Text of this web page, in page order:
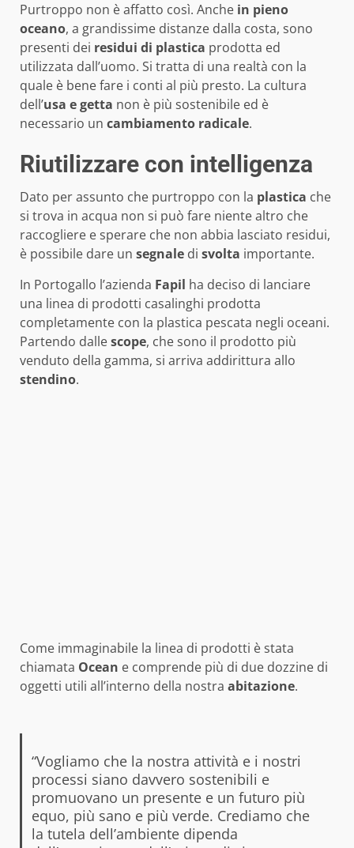
Purtroppo non è affatto così. Anche in pieno
oceano, a grandissime distanze dalla costa, sono
presenti dei residui di plastica prodotta ed
utilizzata dall’uomo. Si tratta di una realtà con la
quale è bene fare i conti al più presto. La cultura
dell’usa e getta non è più sostenibile ed è
necessario un cambiamento radicale.
Riutilizzare con intelligenza
Dato per assunto che purtroppo con la plastica che
si trova in acqua non si può fare niente altro che
raccogliere e sperare che non abbia lasciato residui,
è possibile dare un segnale di svolta importante.
In Portogallo l’azienda Fapil ha deciso di lanciare
una linea di prodotti casalinghi prodotta
completamente con la plastica pescata negli oceani.
Partendo dallescope, che sono il prodotto più
venduto della gamma, si arriva addirittura allo
stendino.
Come immaginabile la linea di prodotti è stata
chiamata Ocean e comprende più di due dozzine di
oggetti utili all’interno della nostra abitazione.
“Vogliamo che la nostra attività e i nostri
processi siano davvero sostenibili e
promuovano un presente e un futuro più
equo, più sano e più verde. Crediamo che
la tutela dell’ambiente dipenda